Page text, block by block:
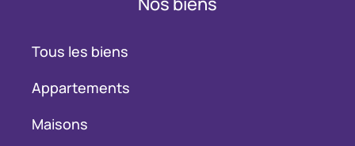
Tous les biens
Appartements
Maisons